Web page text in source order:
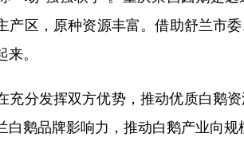
产区，原种资源丰富。借助舒兰市
。
分发挥双方优势，推动优质白鹅资
白鹅品牌影响力，推动白鹅产业向